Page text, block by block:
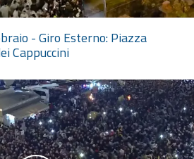
Cappuccini